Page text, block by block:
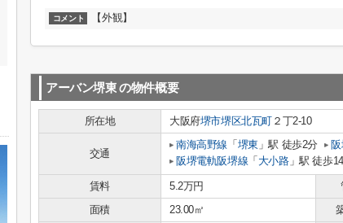
コメント 【外観】
アーバン堺東 の物件概要
所在地 大阪府堺市堺区北瓦町 ２丁2-10
交通
南海高野線 「 堺東 」駅 徒歩2分
阪堺電軌阪堺線 「 大小路」駅 徒歩
賃料 5.2万円
面積
23.00㎡